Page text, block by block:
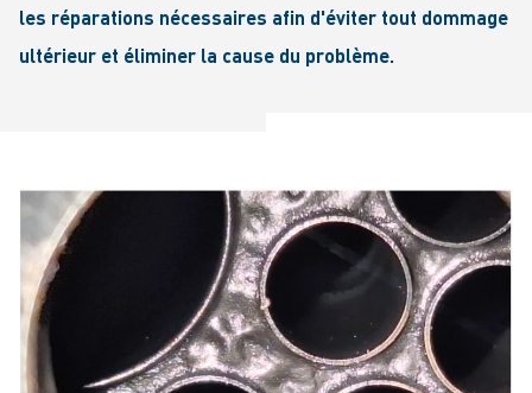
les réparations nécessaires afin d'éviter tout dommage
ultérieur et éliminer la cause du problème.